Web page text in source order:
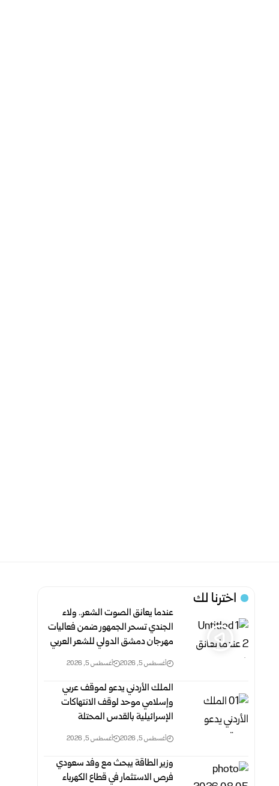
اخترنا لك
عندما يعانق الصوت الشعر.. ولاء
الجندي تسحر الجمهور ضمن فعاليات
مهرجان دمشق الدولي للشعر العربي
أغسطس 5, 2026 أغسطس 5, 2026
الملك الأردني يدعو لموقف عربي
وإسلامي موحد لوقف الانتهاكات
الإسرائيلية بالقدس المحتلة
أغسطس 5, 2026 أغسطس 5, 2026
وزير الطاقة يبحث مع وفد سعودي
فرص الاستثمار في قطاع الكهرباء